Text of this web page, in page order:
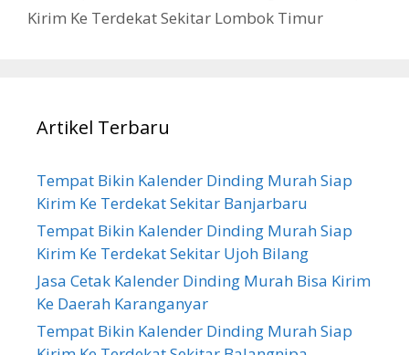
Kirim Ke Terdekat Sekitar Lombok Timur
Artikel Terbaru
Tempat Bikin Kalender Dinding Murah Siap
Kirim Ke Terdekat Sekitar Banjarbaru
Tempat Bikin Kalender Dinding Murah Siap
Kirim Ke Terdekat Sekitar Ujoh Bilang
Jasa Cetak Kalender Dinding Murah Bisa Kirim
Ke Daerah Karanganyar
Tempat Bikin Kalender Dinding Murah Siap